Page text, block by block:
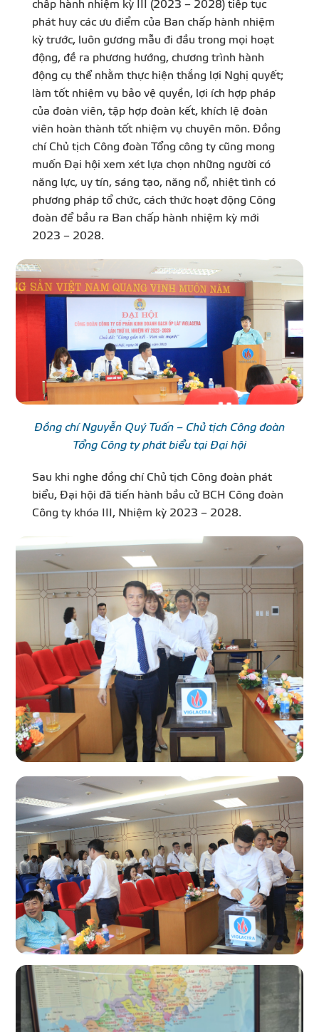
chấp hành nhiệm kỳ III (2023 – 2028) tiếp tục
phát huy các ưu điểm của Ban chấp hành nhiệm
kỳ trước, luôn gương mẫu đi đầu trong mọi hoạt
động, đề ra phương hướng, chương trình hành
động cụ thể nhằm thực hiện thắng lợi Nghị quyết;
làm tốt nhiệm vụ bảo vệ quyền, lợi ích hợp pháp
của đoàn viên, tập hợp đoàn kết, khích lệ đoàn
viên hoàn thành tốt nhiệm vụ chuyên môn. Đồng
chí Chủ tịch Công đoàn Tổng công ty cũng mong
muốn Đại hội xem xét lựa chọn những người có
năng lực, uy tín, sáng tạo, năng nổ, nhiệt tình có
phương pháp tổ chức, cách thức hoạt động Công
đoàn để bầu ra Ban chấp hành nhiệm kỳ mới
2023 – 2028.
Đồng chí Nguyễn Quý Tuấn – Chủ tịch Công đoàn
Tổng Công ty phát biểu tại Đại hội
Sau khi nghe đồng chí Chủ tịch Công đoàn phát
biểu, Đại hội đã tiến hành bầu cử BCH Công đoàn
Công ty khóa III, Nhiệm kỳ 2023 – 2028.